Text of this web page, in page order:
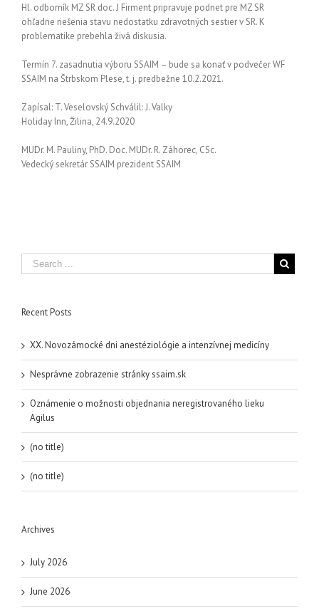
Hl. odborník MZ SR doc. J Firment pripravuje podnet pre MZ SR
ohľadne riešenia stavu nedostatku zdravotných sestier v SR. K
problematike prebehla živá diskusia.
Termín 7. zasadnutia výboru SSAIM – bude sa konať v podvečer WF
SSAIM na Štrbskom Plese, t. j. predbežne 10.2.2021.
Zapísal: T. Veselovský Schválil: J. Valky
Holiday Inn, Žilina, 24.9.2020
MUDr. M. Pauliny, PhD. Doc. MUDr. R. Záhorec, CSc.
Vedecký sekretár SSAIM prezident SSAIM
Recent Posts
XX. Novozámocké dni anestéziológie a intenzívnej medicíny
Nesprávne zobrazenie stránky ssaim.sk
Oznámenie o možnosti objednania neregistrovaného lieku
Agilus
(no title)
(no title)
Archives
July 2026
June 2026